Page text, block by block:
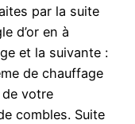
par la suite
d’or en à
et la suivante :
de chauffage
de votre
combles. Suite